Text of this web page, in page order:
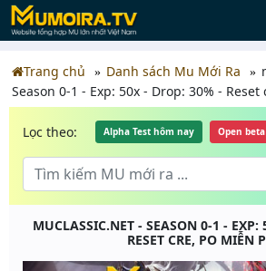
Trang chủ Danh sách Mu Mới Ra
Season 0-1 - Exp: 50x - Drop: 30% -
Lọc theo: Alpha Test hôm nay Open
MUCLASSIC.NET - SEASON 0-1 - EXP:
RESET CRE, PO MIỄN